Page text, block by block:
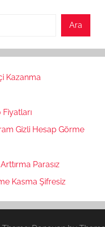
Ara
Kazanma
Gizli Hesap Görme
Parasız
Kasma Şifresiz